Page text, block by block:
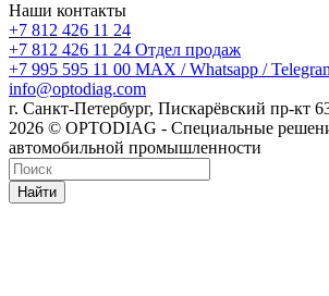
Наши контакты
+7 812 426 11 24
+7 812 426 11 24 Отдел продаж
+7 995 595 11 00 MAX / Whatsapp /
info@optodiag.com
г. Санкт-Петербург, Пискарёвский пр-кт
2026 © OPTODIAG - Специальные
автомобильной промышленности
Найти